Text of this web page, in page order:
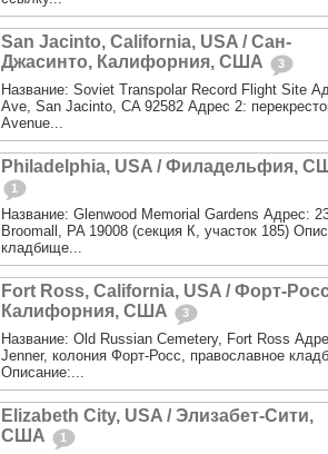
San Jacinto, California, USA / Сан-
Джасинто, Калифорния, США
3
Название: Soviet Transpolar Record Flight Site
Ave, San Jacinto, CA 92582 Адрес 2:
Avenue...
Philadelphia, USA / Филадельфия,
1
Название: Glenwood Memorial Gardens Адрес:
Broomall, PA 19008 (секция К, участок 185)
кладбище...
Fort Ross, California, USA / Форт-
Калифорния, США
3
Название: Old Russian Cemetery, Fort Ross
Jenner, колония Форт-Росс, православное
Описание:...
Elizabeth City, USA / Элизабет-Сити,
США
1